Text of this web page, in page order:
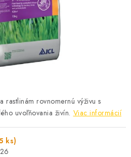
rastlinám rovnomernú výživu s
uvoľňovania živín. Viac informácií
ks)